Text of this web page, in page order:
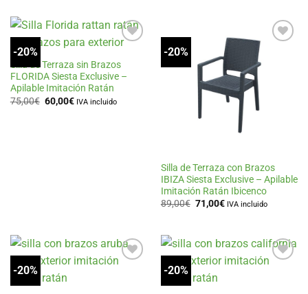
1.162,00€.929,50€.
-20%
lista
de
Silla de Terraza sin Brazos
FLORIDA Siesta Exclusive –
Apilable Imitación Ratán
75,00€ El
precio
60,00€ElIVA incluido
-20%
Silla de Terraza con Brazos
IBIZA Siesta Exclusive – Apilable
Imitación Ratán Ibicenco
89,00€ El
precio
89,00€.
71,00€ElIVA incluido
-20% -20%